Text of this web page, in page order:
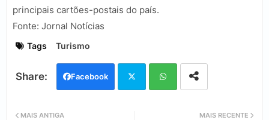
principais cartões-postais do país.
Fonte: Jornal Notícias
Tags Turismo
Facebook
MAIS RECENTE
MAIS ANTIGA